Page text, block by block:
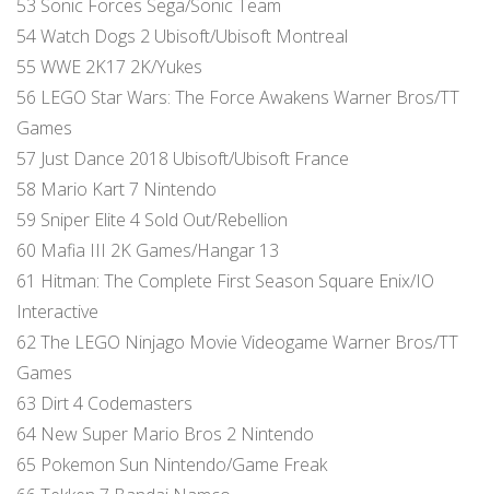
53 Sonic Forces Sega/Sonic Team
54 Watch Dogs 2 Ubisoft/Ubisoft Montreal
55 WWE 2K17 2K/Yukes
56 LEGO Star Wars: The Force Awakens Warner Bros/TT
Games
57 Just Dance 2018 Ubisoft/Ubisoft France
58 Mario Kart 7 Nintendo
59 Sniper Elite 4 Sold Out/Rebellion
60 Mafia III 2K Games/Hangar 13
61 Hitman: The Complete First Season Square Enix/IO
Interactive
62 The LEGO Ninjago Movie Videogame Warner Bros/TT
Games
63 Dirt 4 Codemasters
64 New Super Mario Bros 2 Nintendo
65 Pokemon Sun Nintendo/Game Freak